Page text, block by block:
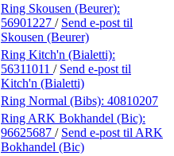
Ring Skousen (Beurer):
56901227 / Send e-post til
Skousen (Beurer)
Ring Kitch'n (Bialetti):
56311011 / Send e-post til
Kitch'n (Bialetti)
Ring Normal (Bibs): 40810207
Ring ARK Bokhandel (Bic):
96625687 / Send e-post til ARK
Bokhandel (Bic)